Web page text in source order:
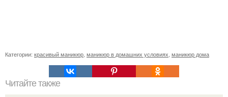
Категории: красивый маникюр маникюр в домашних условиях маникюр дома
Читайте также